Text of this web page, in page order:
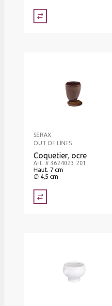
SERAX
OUT OF LINES
Coquetier, ocre
Art. # 3624023-201
Haut. 7 cm
∅ 4,5 cm